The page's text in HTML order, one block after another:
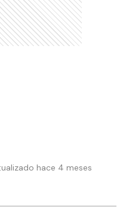
hace 4 meses